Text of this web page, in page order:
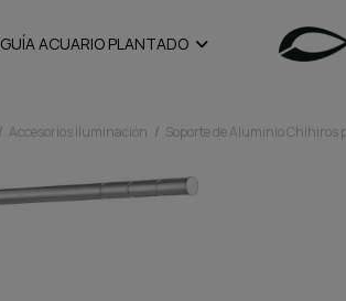
GUÍA ACUARIO PLANTADO
Accesorios iluminación Soporte de Aluminio Chihiros